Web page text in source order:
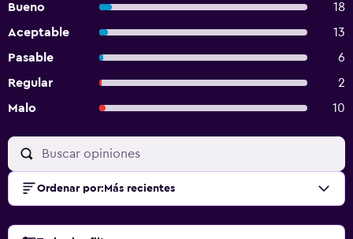
Bueno
18
Aceptable
13
Pasable
6
Regular
2
Malo
10
Ordenar por: Más recientes